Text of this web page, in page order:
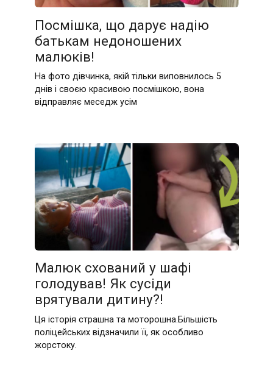
Посмішка, що дарує надію
батькам недоношених
малюків!
На фото дівчинка, якій тільки виповнилось 5
днів і своєю красивою посмішкою, вона
відправляє меседж усім
Малюк схований у шафі
голодував! Як сусіди
врятували дитину?!
Ця історія страшна та моторошна.Більшість
поліцейських відзначили її, як особливо
жорстоку.